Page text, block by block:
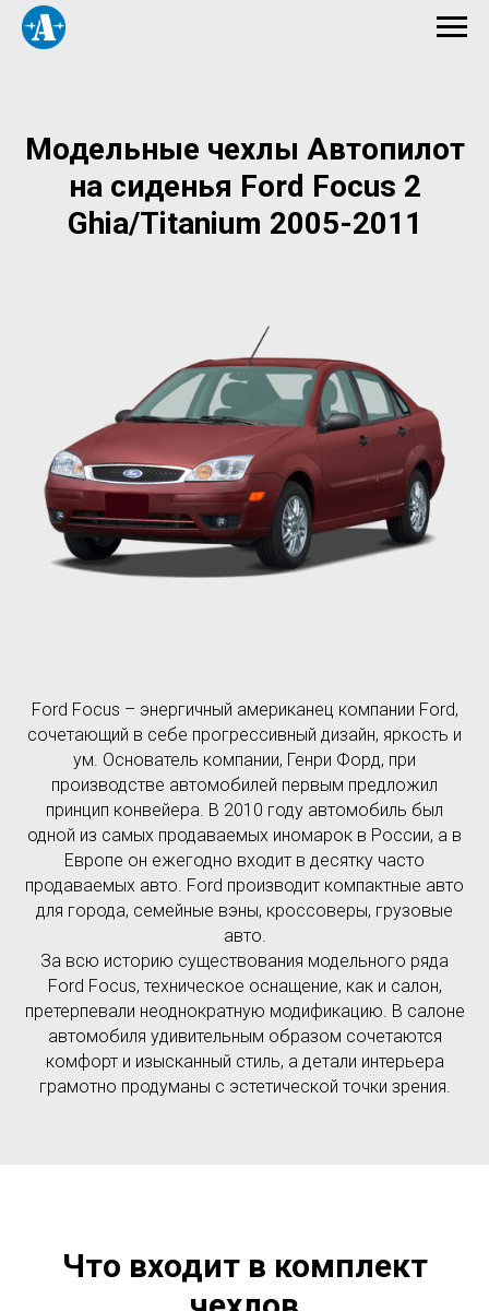
Модельные чехлы Автопилот
на сиденья Ford Focus 2
Ghia/Titanium 2005-2011
Ford Focus – энергичный американец компании Ford,
сочетающий в себе прогрессивный дизайн, яркость и
ум. Основатель компании, Генри Форд, при
производстве автомобилей первым предложил
принцип конвейера. В 2010 году автомобиль был
одной из самых продаваемых иномарок в России, а в
Европе он ежегодно входит в десятку часто
продаваемых авто. Ford производит компактные авто
для города, семейные вэны, кроссоверы, грузовые
авто.
За всю историю существования модельного ряда
Ford Focus, техническое оснащение, как и салон,
претерпевали неоднократную модификацию. В салоне
автомобиля удивительным образом сочетаются
комфорт и изысканный стиль, а детали интерьера
грамотно продуманы с эстетической точки зрения.
Что входит в комплект